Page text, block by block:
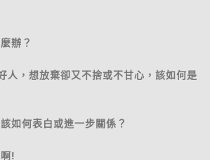
辦？
人，想放棄卻又不捨或不甘心，該如何是
如何表白或進一步關係？
!